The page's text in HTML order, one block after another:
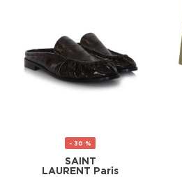
- 30 %
SAINT
LAURENT Paris